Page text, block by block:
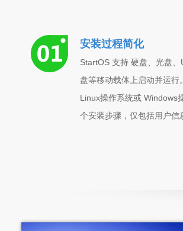
安装过程简化
StartOS 支持 硬盘、光盘
盘等移动载体上启动并运
Linux操作系统或 Windows
个安装步骤，仅包括用户信